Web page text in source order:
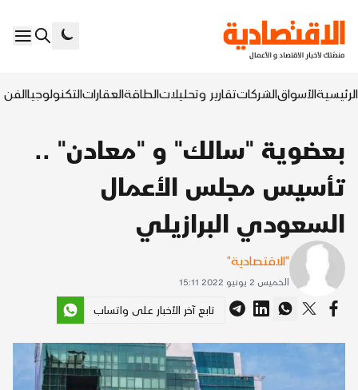
الرئيسيةالأسواقالشركاتتقارير وتحليلاتالطاقةالعقاراتالتكنولوجياالفن
بعضوية "سالك" و "معادن" ..
تأسيس مجلس الأعمال
السعودي البرازيلي
"الاقتصادية"
الخميس 2 يونيو 2022 15:11
تابع آخر الأخبار على واتساب